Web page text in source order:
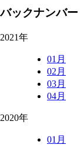
バックナンバー
2021年
01月
02月
03月
04月
2020年
01月